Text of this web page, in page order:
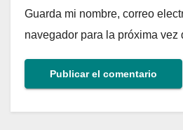
Guarda mi nombre, correo
navegador para la próxima vez